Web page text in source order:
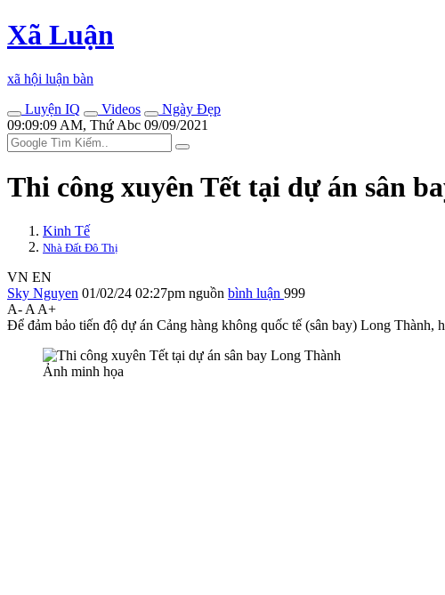
Xã Luận
xã hội luận bàn
Luyện IQ
Videos
Ngày Đẹp
09:09:09 AM, Thứ Abc 09/09/2021
Thi công xuyên Tết tại dự án sân
Kinh Tế
Nhà Đất Đô Thị
VN EN
Sky Nguyen 01/02/24 02:27pm nguồn bình luận 999
A- A A+
Để đảm bảo tiến độ dự án Cảng hàng không quốc tế (sân bay) Long
Ảnh minh họa